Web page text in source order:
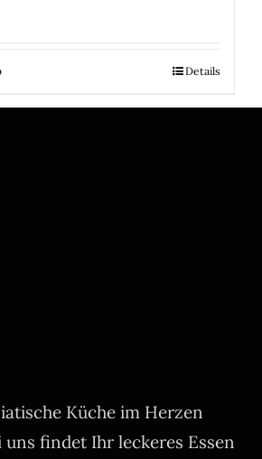
Details
Küche im Herzen
uns findet Ihr leckeres Essen